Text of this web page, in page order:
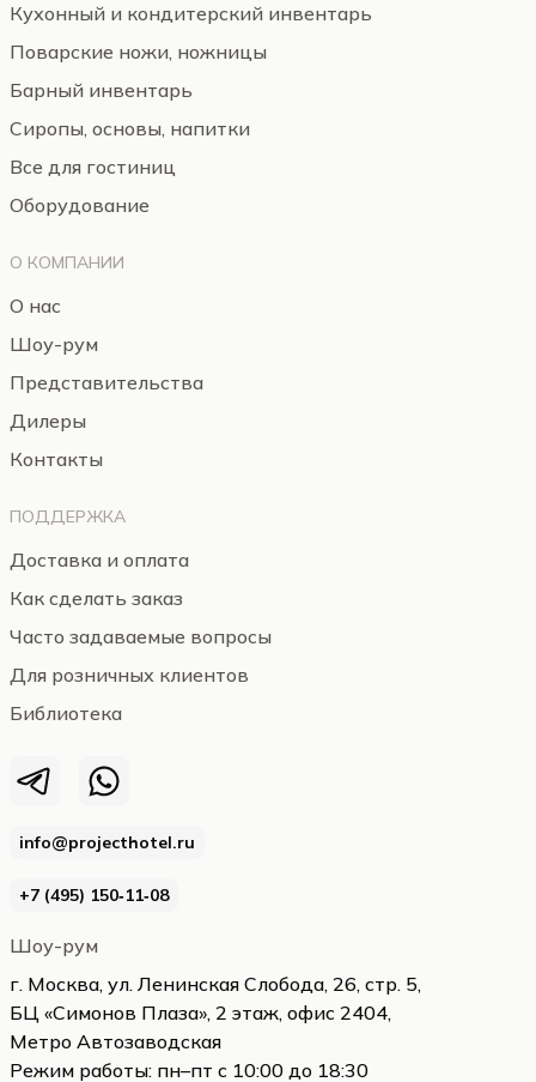
info@projecthotel.ru
+7 (495) 150‑11‑08
Шоу-рум
г. Москва, ул. Ленинская Слобода, 26, стр. 5,
БЦ «Симонов Плаза», 2 этаж, офис 2404,
Метро Автозаводская
Режим работы: пн–пт с 10:00 до 18:30
Кухонный и кондитерский инвентарь
Поварские ножи, ножницы
Барный инвентарь
Сиропы, основы, напитки
Все для гостиниц
Оборудование
О КОМПАНИИ
О нас
Шоу-рум
Представительства
Дилеры
Контакты
ПОДДЕРЖКА
Доставка и оплата
Как сделать заказ
Часто задаваемые вопросы
Для розничных клиентов
Библиотека